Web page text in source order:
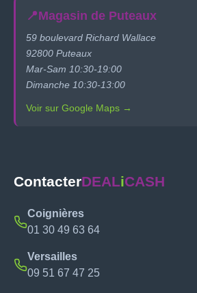
📍Magasin de Puteaux
59 boulevard Richard Wallace
92800 Puteaux
Mar-Sam 10:30-19:00
Dimanche 10:30-13:00
Voir sur Google Maps →
ContacterDEALiCASH
Coignières
01 30 49 63 64
Versailles
09 51 67 47 25